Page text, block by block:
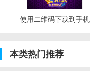
使用二维码下载到手机
本类热门推荐